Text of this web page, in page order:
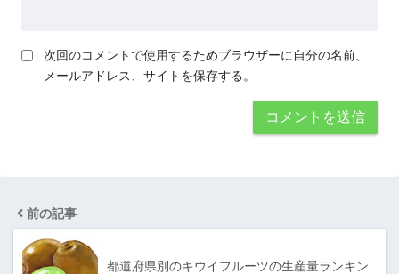
次回のコメントで使用するためブラウザーに自分の名前、
メールアドレス、サイトを保存する。
前の記事
都道府県別のキウイフルーツの生産量ランキン